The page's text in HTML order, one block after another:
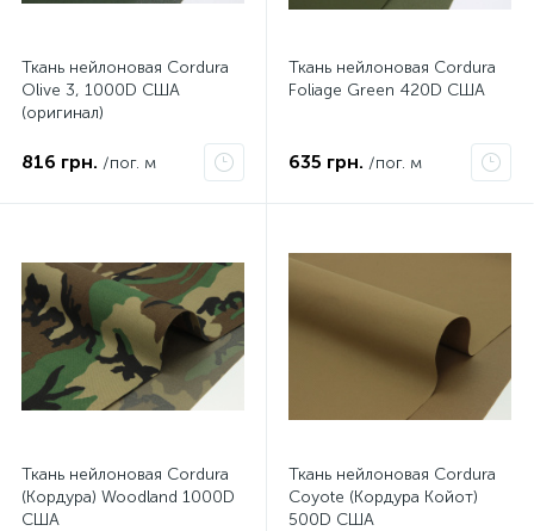
Ткань нейлоновая Cordura
Olive 3, 1000D США
(оригинал)
816 грн. /пог. м
Ткань нейлоновая Cordura
Foliage Green 420D США
635 грн. /пог. м
Ткань нейлоновая Cordura
(Кордура) Woodland 1000D
США
Ткань нейлоновая Cordura
Coyote (Кордура Койот)
500D США